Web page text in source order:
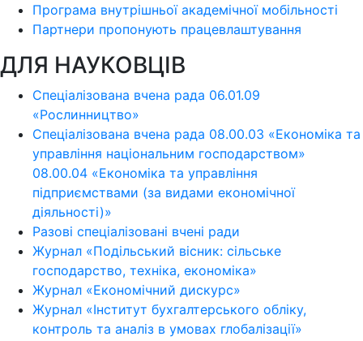
Програма внутрішньої академічної мобільності
Партнери пропонують працевлаштування
ДЛЯ НАУКОВЦІВ
Спеціалізована вчена рада 06.01.09
«Рослинництво»
Спеціалізована вчена рада 08.00.03 «Економіка та
управління національним господарством»
08.00.04 «Економіка та управління
підприємствами (за видами економічної
діяльності)»
Разові спеціалізовані вчені ради
Журнал «Подільський вісник: сільське
господарство, техніка, економіка»
Журнал «Економічний дискурс»
Журнал «Інститут бухгалтерського обліку,
контроль та аналіз в умовах глобалізації»